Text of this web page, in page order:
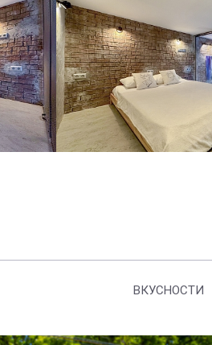
ВКУСНОСТИ